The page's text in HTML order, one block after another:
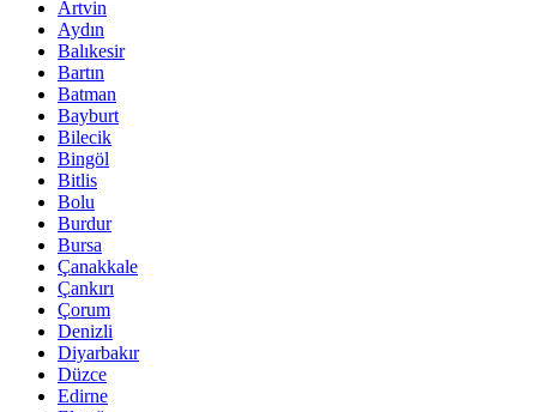
Artvin
Aydın
Balıkesir
Bartın
Batman
Bayburt
Bilecik
Bingöl
Bitlis
Bolu
Burdur
Bursa
Çanakkale
Çankırı
Çorum
Denizli
Diyarbakır
Düzce
Edirne